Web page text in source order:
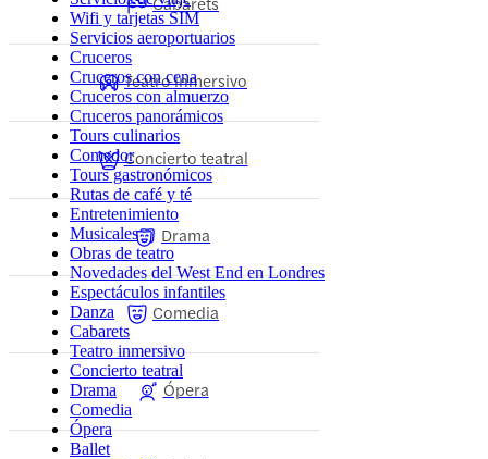
Wifi y tarjetas SIM
Servicios aeroportuarios
Cruceros
Cruceros con cena
Cruceros con almuerzo
Cruceros panorámicos
Tours culinarios
Comedor
Tours gastronómicos
Rutas de café y té
Entretenimiento
Musicales
Obras de teatro
Novedades del West End en Londres
Espectáculos infantiles
Danza
Cabarets
Teatro inmersivo
Concierto teatral
Drama
Comedia
Ópera
Ballet
Teatro inmersivo
Concierto teatral
Drama
Comedia
Ópera